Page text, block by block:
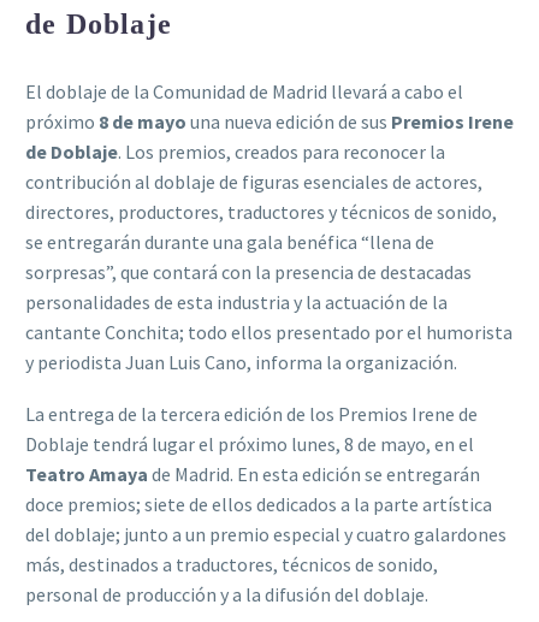
de Doblaje
El doblaje de la Comunidad de Madrid llevará a cabo el
próximo 8 de mayo una nueva edición de sus Premios Irene
de Doblaje. Los premios, creados para reconocer la
contribución al doblaje de figuras esenciales de actores,
directores, productores, traductores y técnicos de sonido,
se entregarán durante una gala benéfica “llena de
sorpresas”, que contará con la presencia de destacadas
personalidades de esta industria y la actuación de la
cantante Conchita; todo ellos presentado por el humorista
y periodista Juan Luis Cano, informa la organización.
La entrega de la tercera edición de los Premios Irene de
Doblaje tendrá lugar el próximo lunes, 8 de mayo, en el
Teatro Amaya de Madrid. En esta edición se entregarán
doce premios; siete de ellos dedicados a la parte artística
del doblaje; junto a un premio especial y cuatro galardones
más, destinados a traductores, técnicos de sonido,
personal de producción y a la difusión del doblaje.